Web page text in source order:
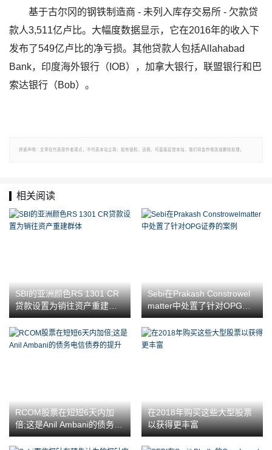
基于古尔冈的钢铁制造商 - 未列入库存交易所 - 欠款贷
款人3,511亿卢比。大幅度数据显示，它在2016年的收入下
发布了549亿卢比的净亏损。其他贷款人包括Allahabad
Bank，印度海外银行（IOB），加拿大银行，联盟银行和巴
索达银行（Bob）。
郑重声明：文章仅代表原作者观点，不代表本站立场；如有侵权、违规，可直接反馈本站，我们将会作修改或删除处理。
相关阅读
SBI的亚洲颜色RS 1301 CR
贷款设置为销往资产重建群
体
Sebi在Prakash Constrowel
matter中处置了针对OPG证
券的案例
RCOM股票在短短6天内加
倍;这是Anil Ambani的债务电
信债券的提升
在2018年购买这些大型股票
以获得更丰富